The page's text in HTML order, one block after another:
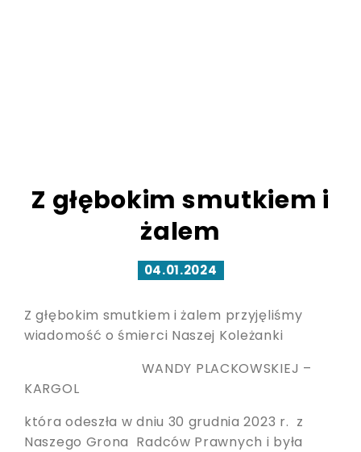
Z głębokim smutkiem i
żalem
04.01.2024
Z głębokim smutkiem i żalem przyjęliśmy
wiadomość o śmierci Naszej Koleżanki
WANDY PLACKOWSKIEJ –
KARGOL
która odeszła w dniu 30 grudnia 2023 r. z
Naszego Grona Radców Prawnych i była